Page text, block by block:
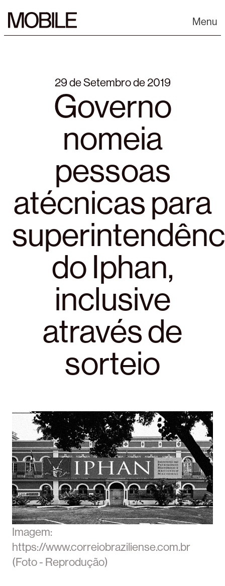
content
Menu
29 de Setembro de 2019
Governo
nomeia
pessoas
atécnicas para
do Iphan,
inclusive
através de
sorteio
Imagem:
https://www.correiobraziliense.com.br
(Foto - Reprodução)